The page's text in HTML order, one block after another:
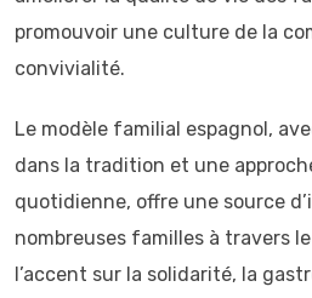
promouvoir une culture de la
convivialité.
Le modèle familial espagnol,
dans la tradition et une
quotidienne, offre une source
nombreuses familles à travers
l’accent sur la solidarité, la